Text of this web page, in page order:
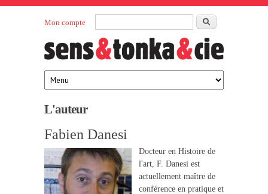
Rechercher
Mon compte
Sens et
Tonka
éditeurs
maison
d’édition
française
L'auteur
Fabien Danesi
Docteur en Histoire de
l'art, F. Danesi est
actuellement maître de
conférence en pratique et